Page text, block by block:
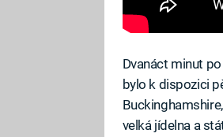
Dvanáct minut
bylo k dispozici
velká jídelna a